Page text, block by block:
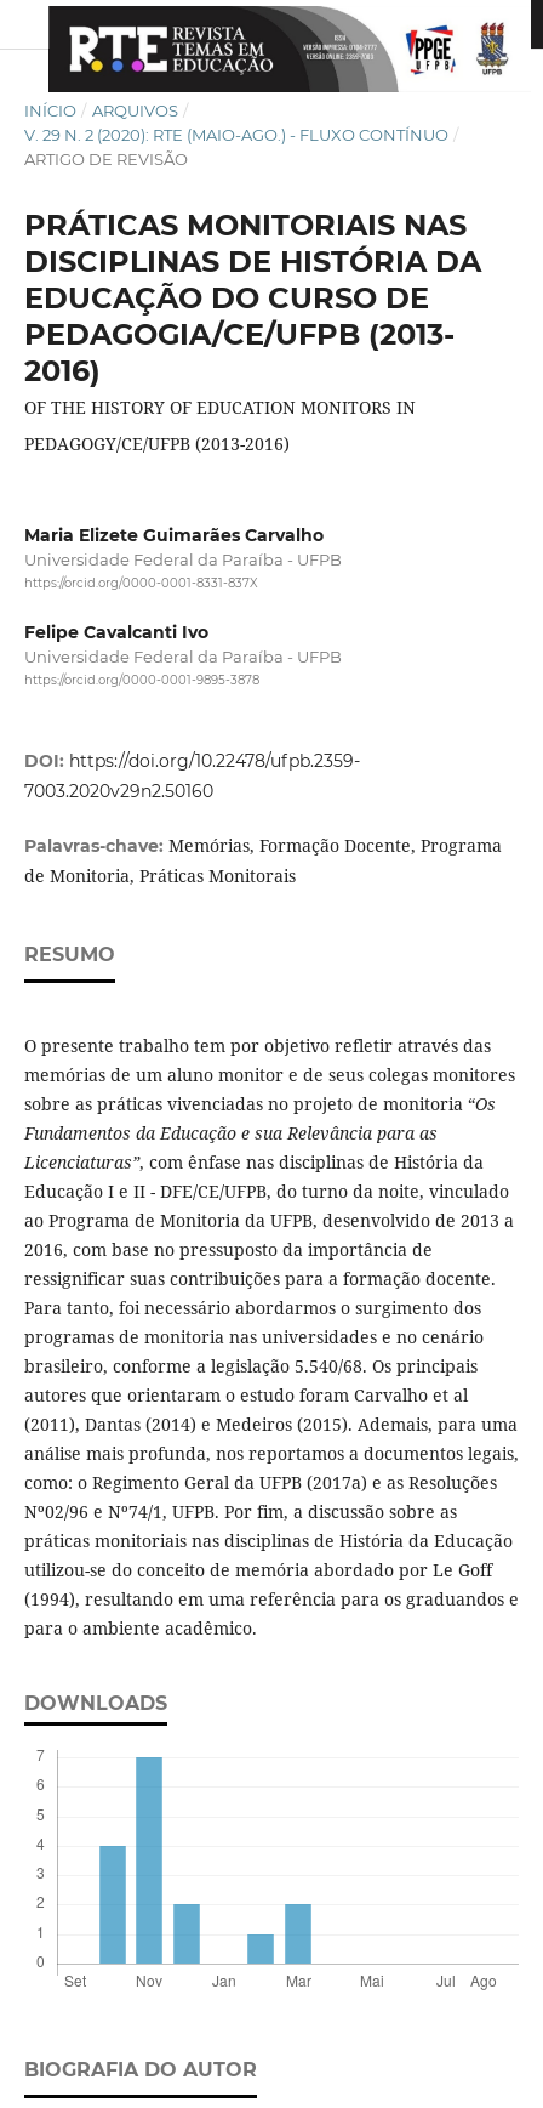
INÍCIO / ARQUIVOS /
V. 29 N. 2 (2020): RTE (MAIO-AGO.) - FLUXO CONTÍNUO /
ARTIGO DE REVISÃO
PRÁTICAS MONITORIAIS NAS
DISCIPLINAS DE HISTÓRIA DA
EDUCAÇÃO DO CURSO DE
PEDAGOGIA/CE/UFPB (2013-
2016)
OF THE HISTORY OF EDUCATION MONITORS IN
PEDAGOGY/CE/UFPB (2013-2016)
Maria Elizete Guimarães Carvalho
Universidade Federal da Paraíba - UFPB
https://orcid.org/0000-0001-8331-837X
Felipe Cavalcanti Ivo
Universidade Federal da Paraíba - UFPB
https://orcid.org/0000-0001-9895-3878
DOI: https://doi.org/10.22478/ufpb.2359-
7003.2020v29n2.50160
Palavras-chave: Memórias, Formação Docente, Programa
de Monitoria, Práticas Monitorais
RESUMO
O presente trabalho tem por objetivo refletir através das
memórias de um aluno monitor e de seus colegas monitores
sobre as práticas vivenciadas no projeto de monitoria “Os
Fundamentos da Educação e sua Relevância para as
Licenciaturas”, com ênfase nas disciplinas de História da
Educação I e II - DFE/CE/UFPB, do turno da noite, vinculado
ao Programa de Monitoria da UFPB, desenvolvido de 2013 a
2016, com base no pressuposto da importância de
ressignificar suas contribuições para a formação docente.
Para tanto, foi necessário abordarmos o surgimento dos
programas de monitoria nas universidades e no cenário
brasileiro, conforme a legislação 5.540/68. Os principais
autores que orientaram o estudo foram Carvalho et al
(2011), Dantas (2014) e Medeiros (2015). Ademais, para uma
análise mais profunda, nos reportamos a documentos legais,
como: o Regimento Geral da UFPB (2017a) e as Resoluções
Nº02/96 e Nº74/1, UFPB. Por fim, a discussão sobre as
práticas monitoriais nas disciplinas de História da Educação
utilizou-se do conceito de memória abordado por Le Goff
(1994), resultando em uma referência para os graduandos e
para o ambiente acadêmico.
DOWNLOADS
BIOGRAFIA DO AUTOR